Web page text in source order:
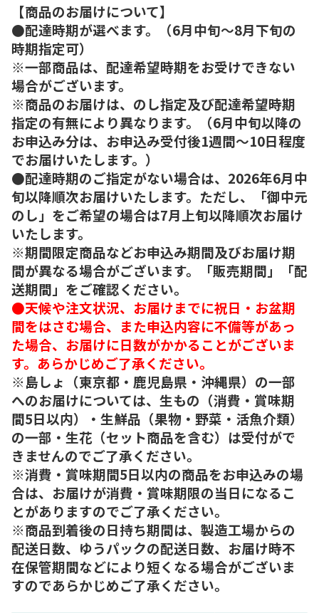
【商品のお届けについて】
●配達時期が選べます。（6月中旬～8月下旬の
時期指定可）
※一部商品は、配達希望時期をお受けできない
場合がございます。
※商品のお届けは、のし指定及び配達希望時期
指定の有無により異なります。（6月中旬以降の
お申込み分は、お申込み受付後1週間～10日程度
でお届けいたします。）
●配達時期のご指定がない場合は、2026年6月中
旬以降順次お届けいたします。ただし、「御中元
のし」をご希望の場合は7月上旬以降順次お届け
いたします。
※期間限定商品などお申込み期間及びお届け期
間が異なる場合がございます。「販売期間」「配
送期間」をご確認ください。
●天候や注文状況、お届けまでに祝日・お盆期
間をはさむ場合、また申込内容に不備等があっ
た場合、お届けに日数がかかることがございま
す。あらかじめご了承ください。
※島しょ（東京都・鹿児島県・沖縄県）の一部
へのお届けについては、生もの（消費・賞味期
間5日以内）・生鮮品（果物・野菜・活魚介類）
の一部・生花（セット商品を含む）は受付がで
きませんのでご了承ください。
※消費・賞味期間5日以内の商品をお申込みの場
合は、お届けが消費・賞味期限の当日になるこ
とがありますのでご了承ください。
※商品到着後の日持ち期間は、製造工場からの
配送日数、ゆうパックの配送日数、お届け時不
在保管期間などにより短くなる場合がございま
すのであらかじめご了承ください。